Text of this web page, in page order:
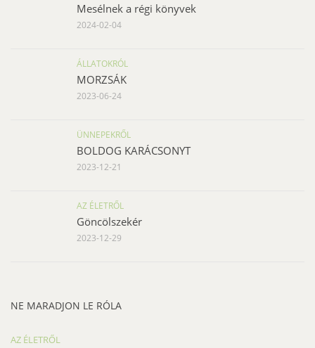
Mesélnek a régi könyvek
2024-02-04
ÁLLATOKRÓL
MORZSÁK
2023-06-24
ÜNNEPEKRŐL
BOLDOG KARÁCSONYT
2023-12-21
AZ ÉLETRŐL
Göncölszekér
2023-12-29
NE MARADJON LE RÓLA
AZ ÉLETRŐL